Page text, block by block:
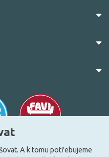
A k tomu potřebujeme